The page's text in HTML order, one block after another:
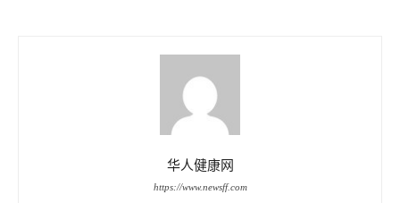
华人健康网
https://www.newsff.com